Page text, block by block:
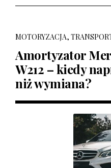
MOTORYZACJA,
Amortyzator
W212 – kiedy
niż wymiana?